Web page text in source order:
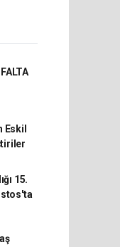
Eskil
15.